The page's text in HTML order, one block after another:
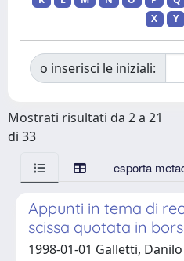
X
Y
o inserisci le iniziali:
Mostrati risultati da 2 a 21
di 33
esporta
Appunti in tema di
scissa quotata in
1998-01-01 Galletti, Danilo